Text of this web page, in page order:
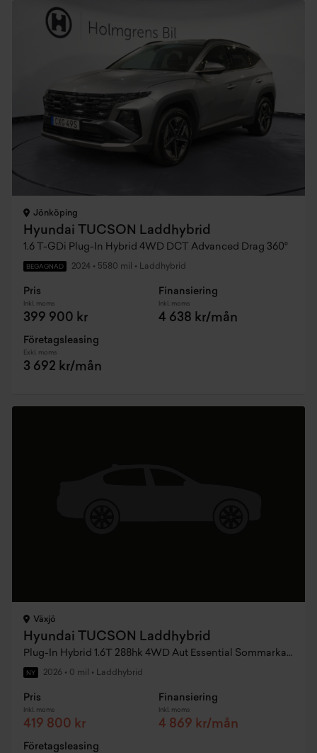
Jönköping
Hyundai TUCSON Laddhybrid
1.6 T-GDi Plug-In Hybrid 4WD DCT Advanced Drag 360°
BEGAGNAD 2024 • 5580 mil • Laddhybrid
Pris
Inkl. moms
399 900 kr
Finansiering
Inkl. moms
4 638 kr/mån
Företagsleasing
Exkl. moms
3 692 kr/mån
Växjö
Hyundai TUCSON Laddhybrid
Plug-In Hybrid 1.6T 288hk 4WD Aut Essential Sommarkampanj
NY 2026 • 0 mil • Laddhybrid
Pris
Inkl. moms
419 800 kr
Finansiering
Inkl. moms
4 869 kr/mån
Företagsleasing